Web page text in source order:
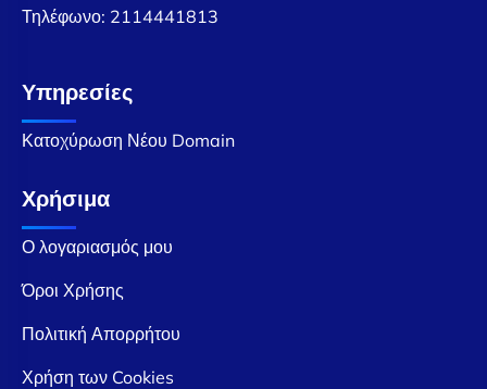
Τηλέφωνο: 2114441813
Υπηρεσίες
Κατοχύρωση Νέου Domain
Χρήσιμα
Ο λογαριασμός μου
Όροι Χρήσης
Πολιτική Απορρήτου
Χρήση των Cookies